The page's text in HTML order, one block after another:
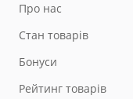
Про нас
Стан товарів
Бонуси
Рейтинг товарів